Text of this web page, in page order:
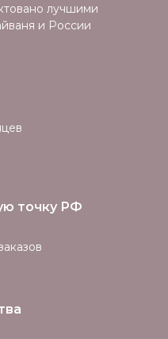
лучшими
и России
точку РФ